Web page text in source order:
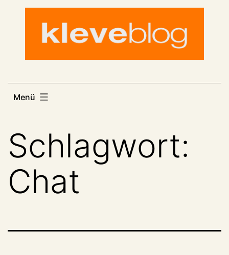
Menü
Schlagwort:
Chat